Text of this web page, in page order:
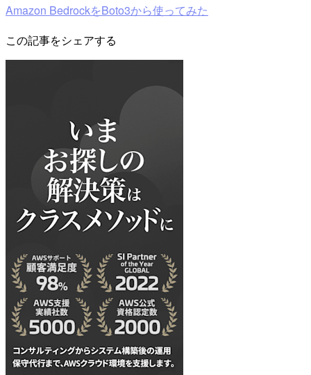
Amazon BedrockをBoto3から使ってみた
この記事をシェアする